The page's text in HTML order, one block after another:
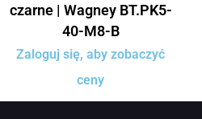
czarne | Wagney BT.PK5-
40-M8-B
Zaloguj się, aby zobaczyć
ceny